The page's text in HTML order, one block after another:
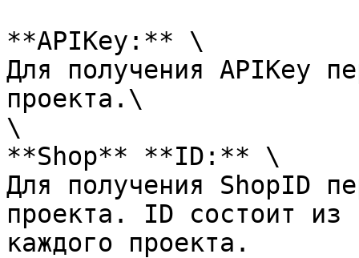
**APIKey:** \
Для получения APIKey
проекта.\
\
**Shop** **ID:** \
Для получения ShopID
проекта. ID состоит из
каждого проекта.